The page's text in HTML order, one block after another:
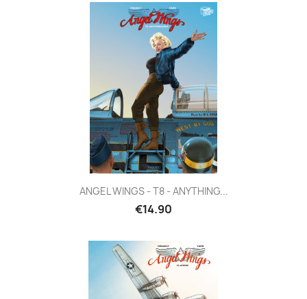
ANGEL WINGS - T8 - ANYTHING...
€14.90